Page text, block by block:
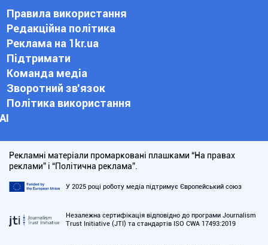
Правила використання
Редакційна політика
Реклама на 1kr.ua
Підтримати
Команда медіа
Зворотний зв'язок
Політика використання
АІ
Рекламні матеріали промарковані плашками “На правах
реклами” і “Політична реклама”.
У 2025 році роботу медіа підтримує Європейський союз
Незалежна сертифікація відповідно до програми Journalism
Trust Initiative (JTI) та стандартів ISO CWA 17493:2019